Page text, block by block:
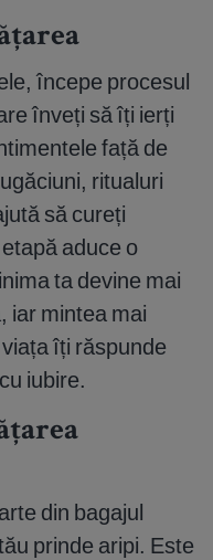
începe procesul
înveți să îți ierți
față de
ritualuri
să cureți
aduce o
ta devine mai
iar mintea mai
îți răspunde
iubire.
din bagajul
prinde aripi. Este